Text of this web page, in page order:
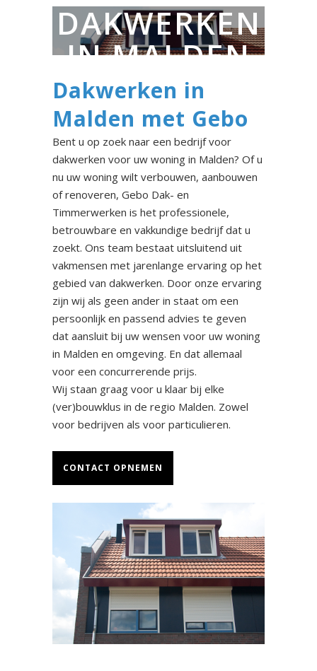
DAKWERKEN
IN MALDEN
Dakwerken in
Malden met Gebo
Bent u op zoek naar een bedrijf voor
dakwerken voor uw woning in Malden? Of u
nu uw woning wilt verbouwen, aanbouwen
of renoveren, Gebo Dak- en
Timmerwerken is het professionele,
betrouwbare en vakkundige bedrijf dat u
zoekt. Ons team bestaat uitsluitend uit
vakmensen met jarenlange ervaring op het
gebied van dakwerken. Door onze ervaring
zijn wij als geen ander in staat om een
persoonlijk en passend advies te geven
dat aansluit bij uw wensen voor uw woning
in Malden en omgeving. En dat allemaal
voor een concurrerende prijs.
Wij staan graag voor u klaar bij elke
(ver)bouwklus in de regio Malden. Zowel
voor bedrijven als voor particulieren.
CONTACT OPNEMEN